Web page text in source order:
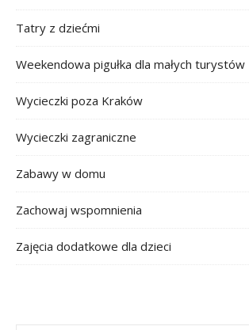
Tatry z dziećmi
Weekendowa pigułka dla małych turystów
Wycieczki poza Kraków
Wycieczki zagraniczne
Zabawy w domu
Zachowaj wspomnienia
Zajęcia dodatkowe dla dzieci